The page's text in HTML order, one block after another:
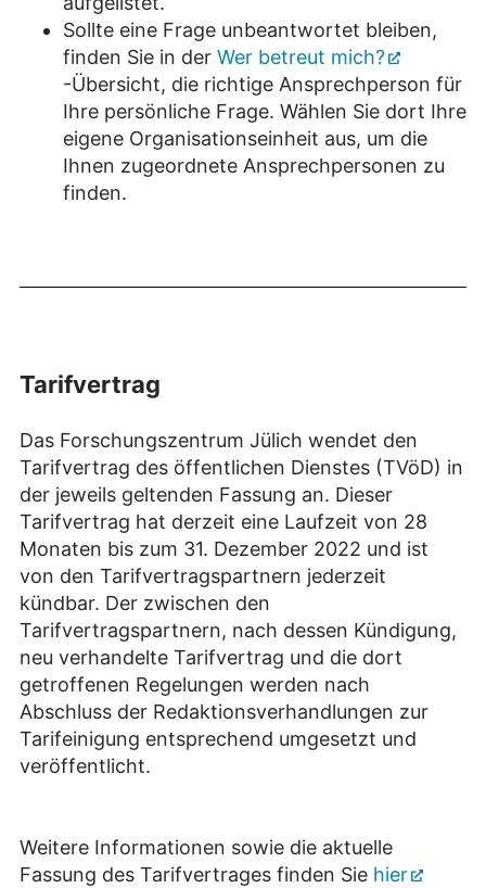
Sollte eine Frage unbeantwortet bleiben,
finden Sie in der Wer betreut mich?
-Übersicht, die richtige Ansprechperson für
Ihre persönliche Frage. Wählen Sie dort Ihre
eigene Organisationseinheit aus, um die
Ihnen zugeordnete Ansprechpersonen zu
finden.
Tarifvertrag
Das Forschungszentrum Jülich wendet den
Tarifvertrag des öffentlichen Dienstes (TVöD) in
der jeweils geltenden Fassung an. Dieser
Tarifvertrag hat derzeit eine Laufzeit von 28
Monaten bis zum 31. Dezember 2022 und ist
von den Tarifvertragspartnern jederzeit
kündbar. Der zwischen den
Tarifvertragspartnern, nach dessen Kündigung,
neu verhandelte Tarifvertrag und die dort
getroffenen Regelungen werden nach
Abschluss der Redaktionsverhandlungen zur
Tarifeinigung entsprechend umgesetzt und
veröffentlicht.
Weitere Informationen sowie die aktuelle
Fassung des Tarifvertrages finden Sie hier